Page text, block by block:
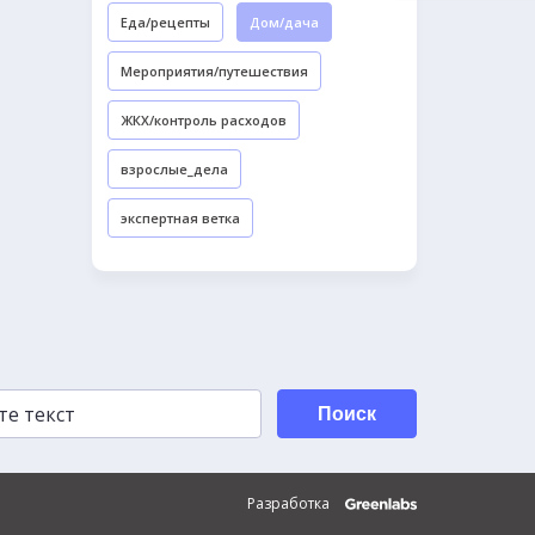
Еда/рецепты Дом/дача
Мероприятия/путешествия
ЖКХ/контроль расходов
взрослые_дела
экспертная ветка
Поиск
Разработка